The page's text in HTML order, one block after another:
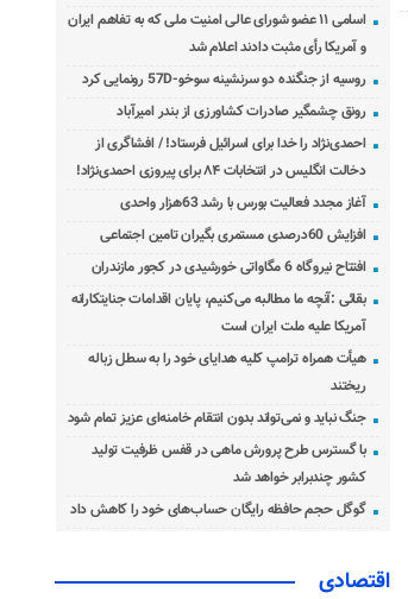
اسامی ۱۱ عضو شورای عالی امنیت ملی که به تفاهم ایران
و آمریکا رأی مثبت دادند اعلام شد
روسیه از جنگنده دو سرنشینه سوخو-57D رونمایی کرد
رونق چشمگیر صادرات کشاورزی از بندر امیرآباد
احمدی‌نژاد را خدا برای اسرائیل فرستاد! / افشاگری از
دخالت انگلیس در انتخابات ۸۴ برای پیروزی احمدی‌نژاد!
آغاز مجدد فعالیت بورس با رشد 63هزار واحدی
افزایش 60درصدی مستمری بگیران تامین اجتماعی
افتتاح نیروگاه 6 مگاواتی خورشیدی در کجور مازندران
بقائی :آنچه ما مطالبه می‌کنیم، پایان اقدامات جنایتکارانه
آمریکا علیه ملت ایران است
هیأت همراه ترامپ کلیه هدایای خود را به سطل زباله
ریختند
جنگ نباید و نمی‌تواند بدون انتقام خامنه‌ای عزیز تمام شود
با گسترس طرح پرورش ماهی در قفس ظرفیت تولید
کشور چندبرابر خواهد شد
گوگل حجم حافظه رایگان حساب‌های خود را کاهش داد
اقتصادی